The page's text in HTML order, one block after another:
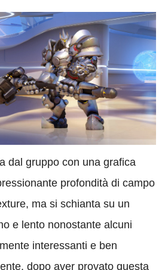
dal gruppo con una grafica
profondità di campo
ma si schianta su un
e lento nonostante alcuni
interessanti e ben
dopo aver provato questa